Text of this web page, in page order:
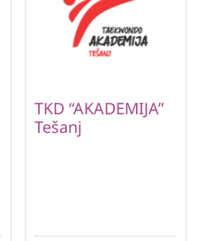
TKD “AKADEMIJA”
Tešanj